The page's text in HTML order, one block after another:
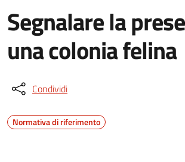
Segnalare la
una colonia felina
Condividi
Normativa di riferimento